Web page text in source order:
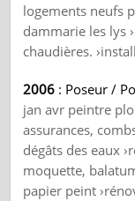
logements neufs
dammarie les lys
chaudières.
2006 : Poseur /
jan avr peintre
assurances,
dégâts des eaux
moquette,
papier peint